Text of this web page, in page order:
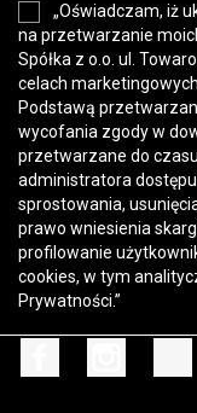
„Oświadczam, iż
na przetwarzanie
Spółka z o.o. ul.
celach
Podstawą
wycofania zgody w
przetwarzane do
administratora
sprostowania,
prawo wniesienia
profilowanie
cookies, w tym
Prywatności.”